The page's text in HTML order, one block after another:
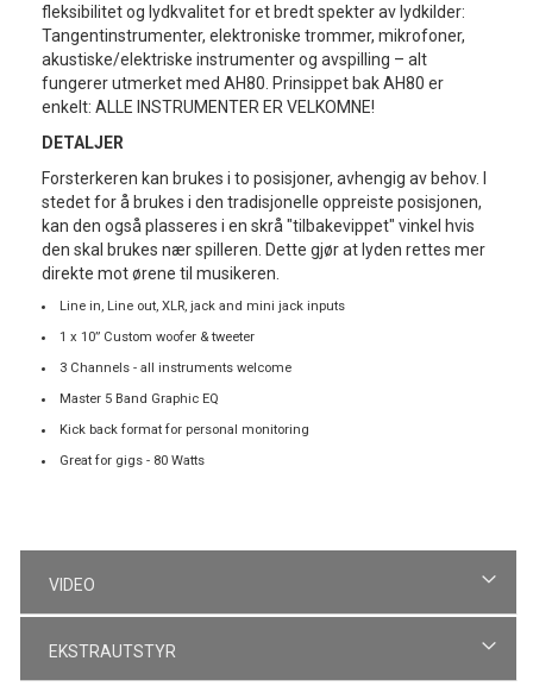
fleksibilitet og lydkvalitet for et bredt spekter av lydkilder:
Tangentinstrumenter, elektroniske trommer, mikrofoner,
akustiske/elektriske instrumenter og avspilling – alt
fungerer utmerket med AH80. Prinsippet bak AH80 er
enkelt: ALLE INSTRUMENTER ER VELKOMNE!
DETALJER
Forsterkeren kan brukes i to posisjoner, avhengig av behov. I
stedet for å brukes i den tradisjonelle oppreiste posisjonen,
kan den også plasseres i en skrå "tilbakevippet" vinkel hvis
den skal brukes nær spilleren. Dette gjør at lyden rettes mer
direkte mot ørene til musikeren.
Line in, Line out, XLR, jack and mini jack inputs
1 x 10” Custom woofer & tweeter
3 Channels - all instruments welcome
Master 5 Band Graphic EQ
Kick back format for personal monitoring
Great for gigs - 80 Watts
VIDEO
EKSTRAUTSTYR